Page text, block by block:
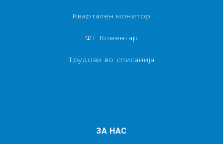
Квартален монитор
ФТ Коментар
Трудови во списанија
ЗА НАС